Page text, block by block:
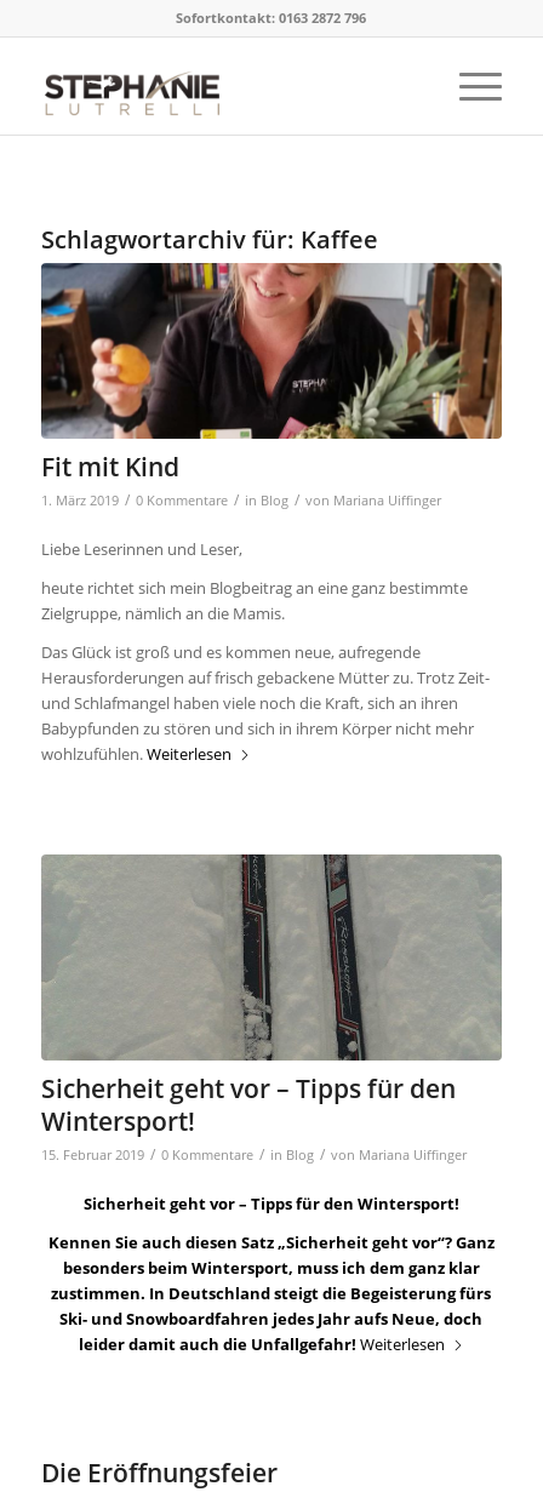
Sofortkontakt: 0163 2872 796
Schlagwortarchiv für: Kaffee
Fit mit Kind
1. März 2019 / 0 Kommentare / in Blog / von Mariana Uiffinger
Liebe Leserinnen und Leser,
heute richtet sich mein Blogbeitrag an eine ganz bestimmte
Zielgruppe, nämlich an die Mamis.
Das Glück ist groß und es kommen neue, aufregende
Herausforderungen auf frisch gebackene Mütter zu. Trotz Zeit-
und Schlafmangel haben viele noch die Kraft, sich an ihren
Babypfunden zu stören und sich in ihrem Körper nicht mehr
wohlzufühlen.Weiterlesen
Sicherheit geht vor – Tipps für den
Wintersport!
15. Februar 2019 / 0 Kommentare / in Blog / von Mariana Uiffinger
Sicherheit geht vor – Tipps für den Wintersport!
Kennen Sie auch diesen Satz „Sicherheit geht vor“? Ganz
besonders beim Wintersport, muss ich dem ganz klar
zustimmen. In Deutschland steigt die Begeisterung fürs
Ski- und Snowboardfahren jedes Jahr aufs Neue, doch
leider damit auch die Unfallgefahr! Weiterlesen
Die Eröffnungsfeier